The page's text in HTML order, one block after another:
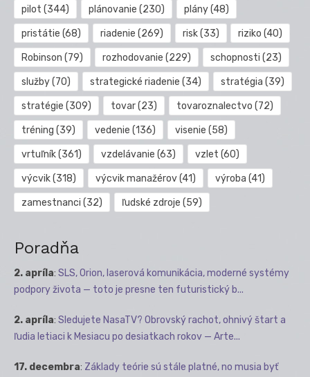
pilot (344) plánovanie (230) plány(48)
pristátie (68) riadenie (269) risk(33) riziko (40)
Robinson (79) rozhodovanie (229) schopnosti (23)
služby(70) strategické riadenie (34) stratégia (39)
stratégie (309) tovar(23) tovaroznalectvo (72)
tréning (39) vedenie (136) visenie (58)
vrtuľník(361) vzdelávanie (63) vzlet (60)
výcvik(318) výcvik manažérov(41) výroba (41)
zamestnanci (32) ľudské zdroje (59)
Poradňa
2. apríla: SLS, Orion, laserová komunikácia, moderné systémy
podpory života — toto je presne ten futuristický b...
2. apríla: Sledujete NasaTV? Obrovský rachot, ohnivý štart a
ľudia letiaci k Mesiacu po desiatkach rokov — Arte...
17. decembra: Základy teórie sú stále platné, no musia byť